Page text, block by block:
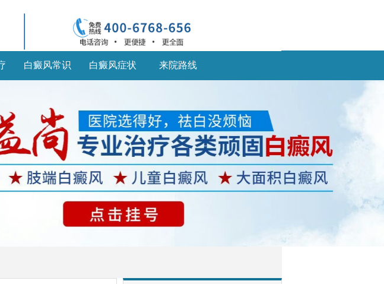
白癜风常识 白癜风症状 来院路线
【健康指南】深圳中医白癜